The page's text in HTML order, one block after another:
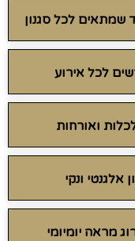
שמתאים לכל סגנון
לכל אירוע
ואורחות
ונקי
מראה יומיומי